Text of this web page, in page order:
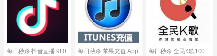
每日秒杀 抖音直播 980
每日秒杀 苹果充值 App
每日秒杀 全民K歌100